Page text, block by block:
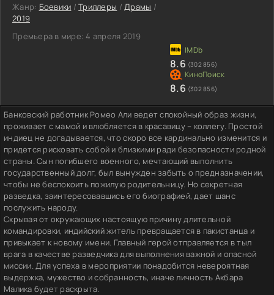
Жанр: Боевики /Триллеры /Драмы /
2019
Премьера в мире: 4 апреля 2019
8.6 (302 856)
8.6 (302 856)
Банковский работник Ромео Али ведет спокойный образ жизни,
проживает с мамой и влюбляется в красавицу – коллегу. Простой
индиец не догадывается, что скоро все кардинально изменится и
придется рисковать собой и близкими ради безопасности родной
страны. Сын погибшего военного, мечтающий выполнить
государственный долг, был вынужден забыть о предназначении,
чтобы не беспокоить пожилую родительницу. Но секретная
разведка, заинтересовавшись его биографией, дает шанс
послужить народу.
Скрывая от окружающих настоящую причину длительной
командировки, индийский житель превращается в пакистанца и
привыкает к новому имени. Главный герой отправляется в тыл
врага в качестве разведчика для выполнения важной и опасной
миссии. Для успеха в мероприятии понадобится невероятная
выдержка, мужество и собранность, иначе личность Акбара
Малика будет раскрыта.